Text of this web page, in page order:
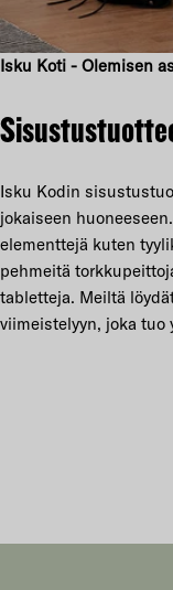
Isku Koti - Olemisen
Isku Kodin
jokaiseen
elementtejä kuten
pehmeitä
tabletteja. Meiltä
viimeistelyyn, joka tuo